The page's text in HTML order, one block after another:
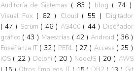
Auditoría de Sistemas ( 83 ) blog ( 74 )
Visual Fox ( 62 ) Cloud ( 55 ) Digitador
( 47 ) Scrum ( 46 ) AS400 ( 44 ) Diseñador
gráfico ( 43 ) Maestrías ( 42 )Android ( 36 )
Enseñanza IT ( 32 ) PERL ( 27 ) Access ( 25 )
iOS ( 22 ) Delphi ( 20 ) NodeJS ( 20 ) AWS
( 15 ) ( 15 ) ( 13 )